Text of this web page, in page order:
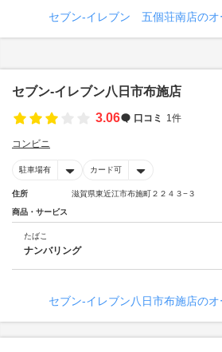
セブン‐イレブン 五個荘南店のオ
セブン‐イレブン八日市布施店
3.06
口コミ 1件
コンビニ
駐車場有 カード可
住所 滋賀県東近江市布施町２２４３−３
商品・サービス
たばこ
ナンバリング
セブン‐イレブン八日市布施店の